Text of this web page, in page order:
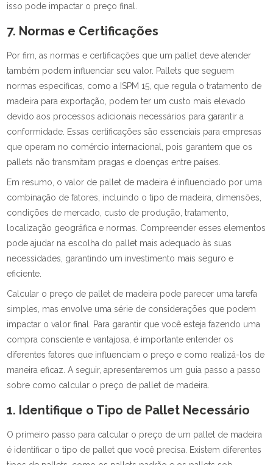
isso pode impactar o preço final.
7. Normas e Certificações
Por fim, as normas e certificações que um pallet deve atender
também podem influenciar seu valor. Pallets que seguem
normas específicas, como a ISPM 15, que regula o tratamento de
madeira para exportação, podem ter um custo mais elevado
devido aos processos adicionais necessários para garantir a
conformidade. Essas certificações são essenciais para empresas
que operam no comércio internacional, pois garantem que os
pallets não transmitam pragas e doenças entre países.
Em resumo, o valor de pallet de madeira é influenciado por uma
combinação de fatores, incluindo o tipo de madeira, dimensões,
condições de mercado, custo de produção, tratamento,
localização geográfica e normas. Compreender esses elementos
pode ajudar na escolha do pallet mais adequado às suas
necessidades, garantindo um investimento mais seguro e
eficiente.
Calcular o preço de pallet de madeira pode parecer uma tarefa
simples, mas envolve uma série de considerações que podem
impactar o valor final. Para garantir que você esteja fazendo uma
compra consciente e vantajosa, é importante entender os
diferentes fatores que influenciam o preço e como realizá-los de
maneira eficaz. A seguir, apresentaremos um guia passo a passo
sobre como calcular o preço de pallet de madeira.
1. Identifique o Tipo de Pallet Necessário
O primeiro passo para calcular o preço de um pallet de madeira
é identificar o tipo de pallet que você precisa. Existem diferentes